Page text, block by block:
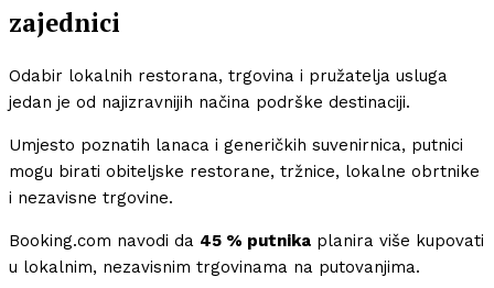
zajednici
Odabir lokalnih restorana, trgovina i pružatelja usluga
jedan je od najizravnijih načina podrške destinaciji.
Umjesto poznatih lanaca i generičkih suvenirnica, putnici
mogu birati obiteljske restorane, tržnice, lokalne obrtnike
i nezavisne trgovine.
Booking.com navodi da 45 % putnika planira više kupovati
u lokalnim, nezavisnim trgovinama na putovanjima.